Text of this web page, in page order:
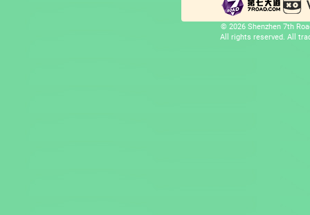
© 2026 Shenzhen 7th
All rights reserved. All